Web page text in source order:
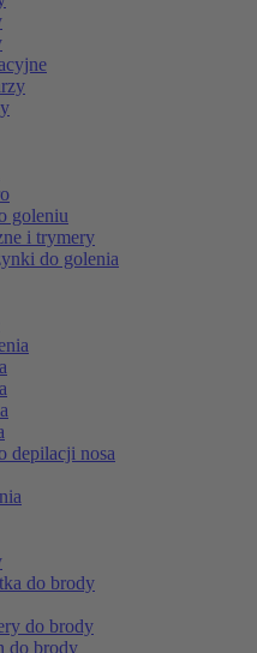
goleniu
i trymery
do golenia
depilacji nosa
do brody
do brody
do brody